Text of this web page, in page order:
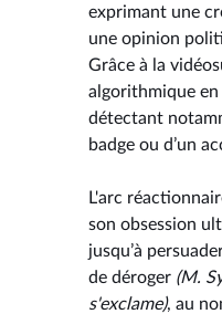
exprimant une
une opinion
Grâce à la
algorithmique en
détectant
badge ou d’un
L'arc
son obsession
jusqu’à
de déroger (M.
s'exclame), au